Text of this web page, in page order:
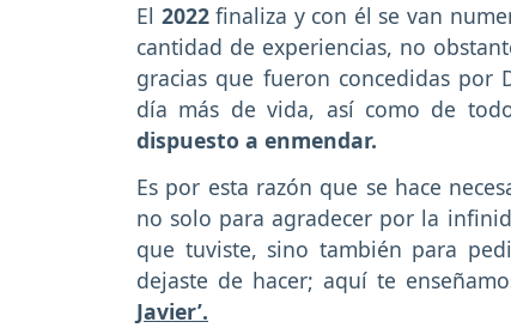
El 2022finaliza y con él se van
cantidad de experiencias, no
gracias que fueron concedidas por
día más de vida, así como de
dispuesto a enmendar.
Es por esta razón que se hace
no solo para agradecer por la
que tuviste, sino también para
dejaste de hacer; aquí te
Javier’.